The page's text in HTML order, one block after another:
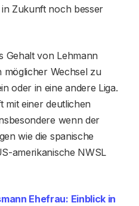
Zukunft noch besser
Gehalt von Lehmann
möglicher Wechsel zu
oder in eine andere Liga.
mit einer deutlichen
wenn der
wie die spanische
amerikanische NWSL
Ehefrau: Einblick in